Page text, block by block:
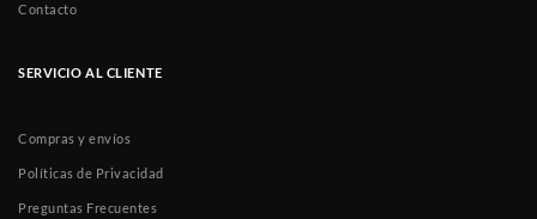
Contacto
SERVICIO AL CLIENTE
Compras y envíos
Políticas de Privacidad
Preguntas Frecuentes